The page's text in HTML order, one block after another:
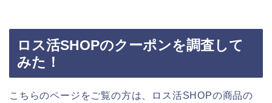
ロス活SHOPのクーポンを調査して
みた！
こちらのページをご覧の方は、ロス活SHOPの商品の